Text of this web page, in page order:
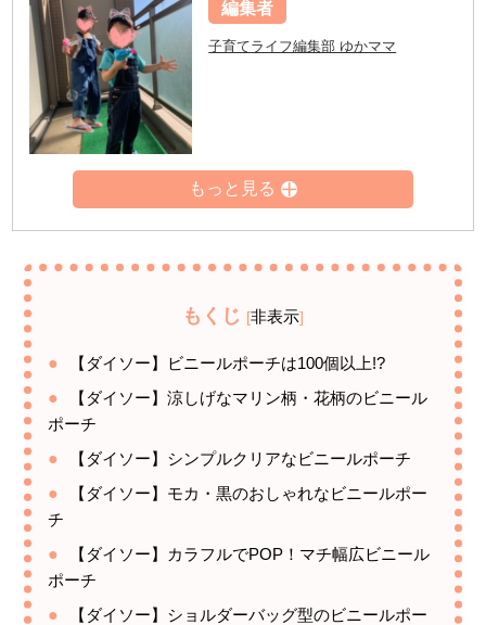
編集者
子育てライフ編集部 ゆかママ
もくじ [非表示]
【ダイソー】ビニールポーチは100個以上!?
【ダイソー】涼しげなマリン柄・花柄のビニール
ポーチ
【ダイソー】シンプルクリアなビニールポーチ
【ダイソー】モカ・黒のおしゃれなビニールポー
チ
【ダイソー】カラフルでPOP！マチ幅広ビニール
ポーチ
【ダイソー】ショルダーバッグ型のビニールポー